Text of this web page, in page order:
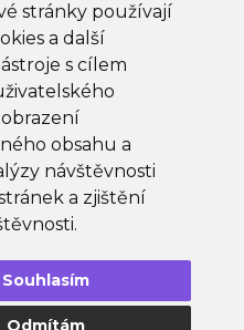
stránky používají
a další
s cílem
obsahu a
návštěvnosti
a zjištění
Souhlasím
Odmítám
populární zboží,
firmám
a zaměstnance.